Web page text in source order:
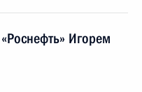
Игорем